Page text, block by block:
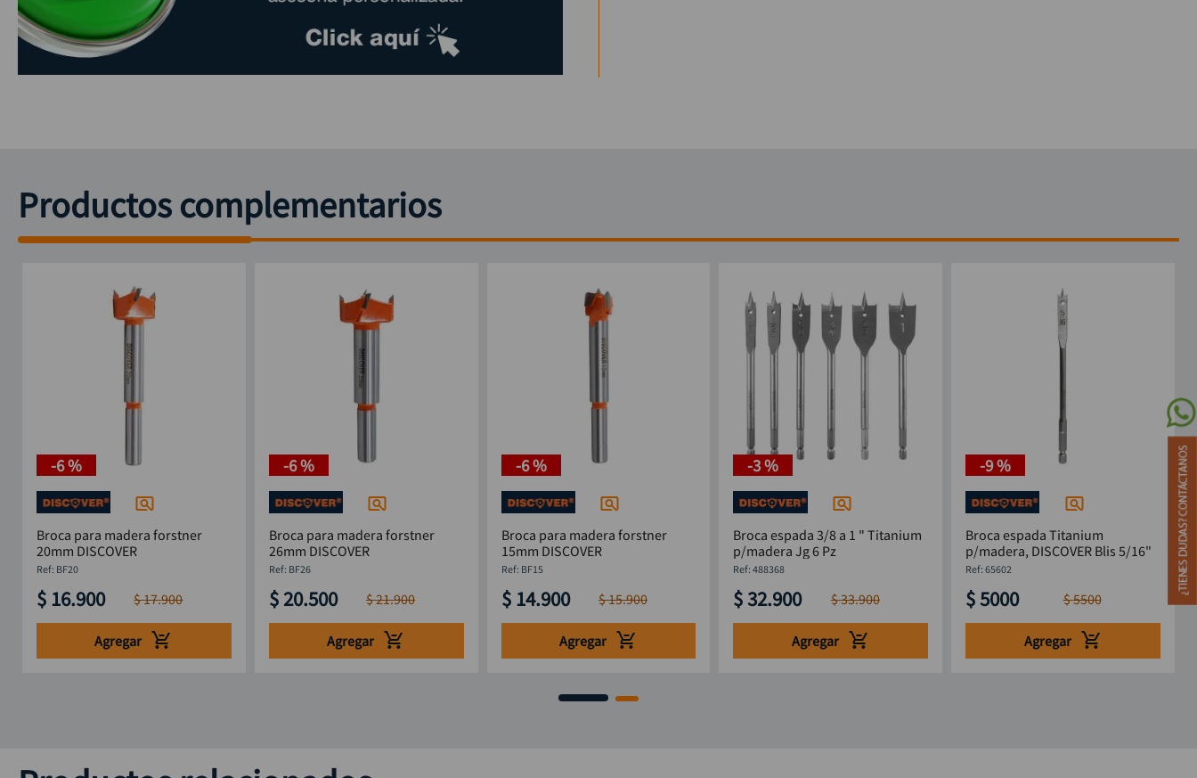
Productos complementarios
-6 %
Broca para madera forstner
20mm DISCOVER
: BF20
$ 16.900 $17.900
Agregar
-6 %
Broca para madera forstner
26mm DISCOVER
: BF26
$ 20.500 $21.900
Agregar
-6 %
Broca para madera forstner
15mm DISCOVER
: BF15
$ 14.900 $15.900
Agregar
-3 %
Broca espada 3/8 a 1 " Titanium
p/madera Jg 6 Pz
:488368
$32.900 $33.900
Agregar
-9 %
Broca espada Titanium
p/madera, DISCOVER Blis 5/16"
:65602
$5000 $5500
Agregar